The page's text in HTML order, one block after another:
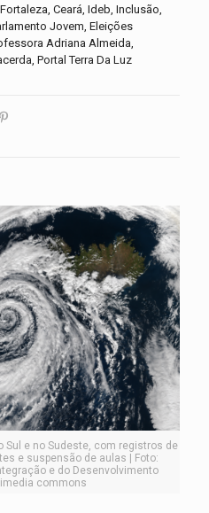
Ceará, Ideb, Inclusão,
Jovem, Eleições
Adriana Almeida,
Portal Terra Da Luz
Sul e no Sudeste, com registros de
e suspensão de aulas | Foto:
e do Desenvolvimento
commons